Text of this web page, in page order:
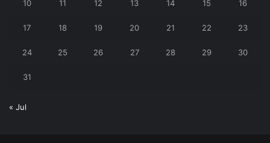
10 11 12 13 14 15 16
17 18 19 20 21 22 23
24 25 26 27 28 29 30
31
« Jul